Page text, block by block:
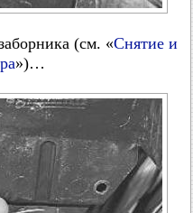
(см. «Снятие и
»)…